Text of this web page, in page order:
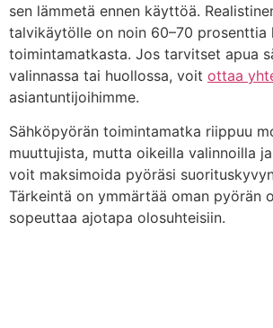
sen lämmetä ennen käyttöä.
talvikäytölle on noin 60–70 prosenttia
toimintamatkasta. Jos tarvitset apua
valinnassa tai huollossa, voit ottaa
asiantuntijoihimme.
Sähköpyörän toimintamatka riippuu
muuttujista, mutta oikeilla valinnoilla
voit maksimoida pyöräsi
Tärkeintä on ymmärtää oman pyörän
sopeuttaa ajotapa olosuhteisiin.